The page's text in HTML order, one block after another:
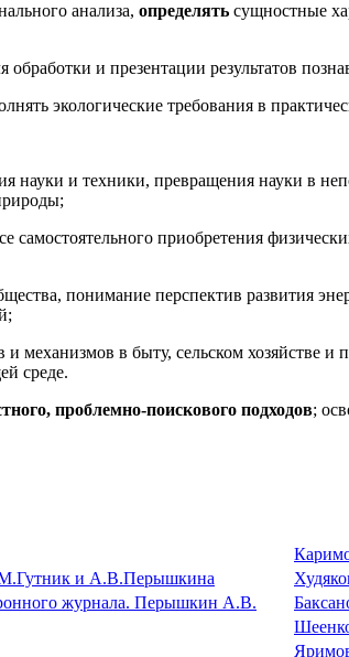
анализа, определять сущностные
и презентации результатов
экологические требования в
науки и техники, превращения науки в
самостоятельного приобретения
понимание перспектив развития
и механизмов в быту, сельском хозяйстве и
среде.
проблемно-поискового подходов;
и А.В.Перышкина
журнала. Перышкин А.В.